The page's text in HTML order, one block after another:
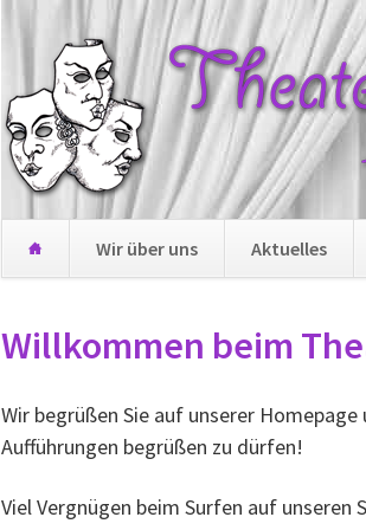
Wir über uns Aktuelles
Willkommen beim
Wir begrüßen Sie auf unserer
Aufführungen begrüßen zu dürfen!
Viel Vergnügen beim Surfen auf unseren